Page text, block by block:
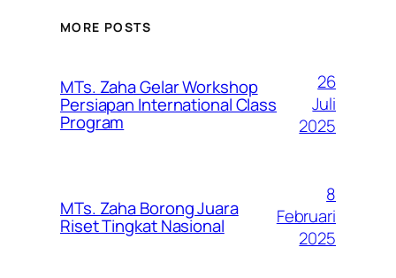
MORE POSTS
MTs. Zaha Gelar Workshop
Persiapan International Class
Program
26
Juli
2025
MTs. Zaha Borong Juara
Riset Tingkat Nasional
8
Februari
2025